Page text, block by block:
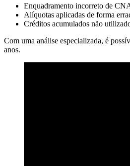
Enquadramento incorreto de
Alíquotas aplicadas de forma
Créditos acumulados não
Com uma análise especializada, é
anos.